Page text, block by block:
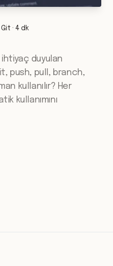
Git · 4 dk
ihtiyaç duyulan
push, pull, branch,
kullanılır? Her
kullanımını